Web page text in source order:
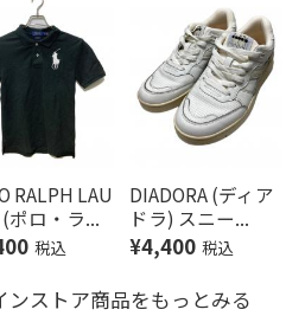
RALPH LAU
(ポロ・ラ...
税込
DIADORA (ディア
ドラ) スニー...
¥4,400 税込
ンストア商品をもっとみる